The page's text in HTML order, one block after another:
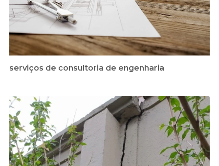
serviços de consultoria de engenharia